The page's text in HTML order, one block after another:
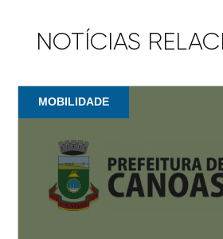
NOTÍCIAS
MOBILIDADE